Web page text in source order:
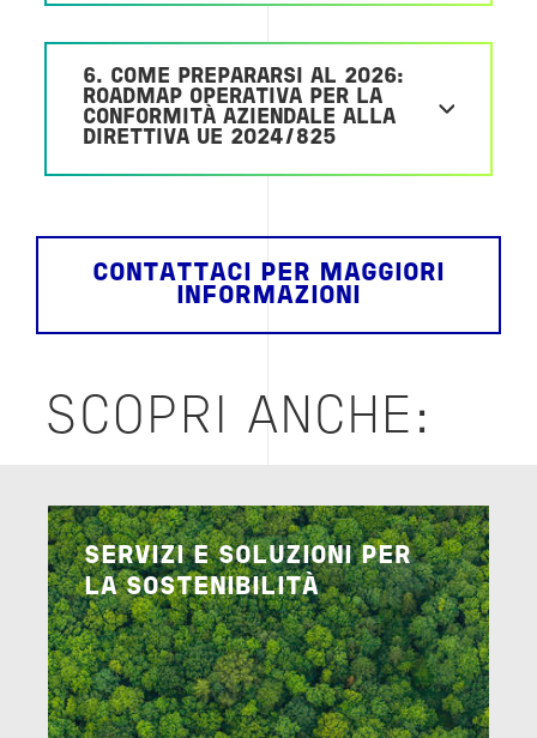
6. COME PREPARARSI AL 2026:
ROADMAP OPERATIVA PER LA
CONFORMITÀ AZIENDALE ALLA
DIRETTIVA UE 2024/825
CONTATTACI PER MAGGIORI
INFORMAZIONI
SCOPRI ANCHE:
Image
SERVIZI E SOLUZIONI PER
LA SOSTENIBILITÀ